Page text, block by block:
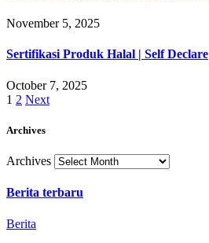
November 5, 2025
Sertifikasi Produk Halal | Self Declare
October 7, 2025
1 2 Next
Archives
Archives
Berita terbaru
Berita